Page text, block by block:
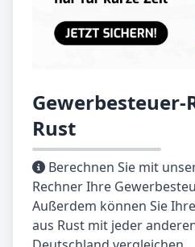
Gewerbesteuer-
Rust
Berechnen Sie mit
Rechner Ihre
Außerdem können Sie
aus Rust mit jeder